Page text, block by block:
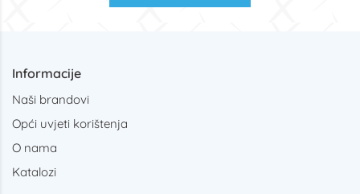
Informacije
Naši brandovi
Opći uvjeti korištenja
O nama
Katalozi